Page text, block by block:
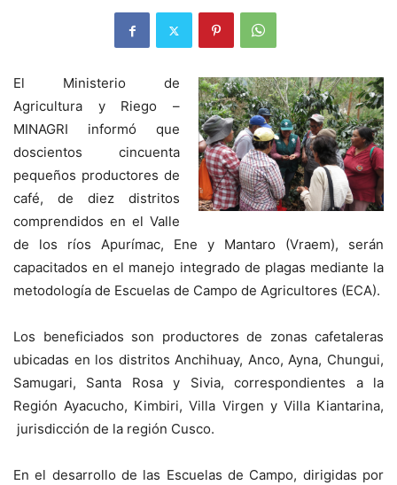
El Ministerio de
Agricultura y Riego –
MINAGRI informó que
doscientos cincuenta
pequeños productores de
café, de diez distritos
comprendidos en el Valle
de los ríos Apurímac, Ene y Mantaro (Vraem), serán
capacitados en el manejo integrado de plagas mediante la
metodología de Escuelas de Campo de Agricultores (ECA).
Los beneficiados son productores de zonas cafetaleras
ubicadas en los distritos Anchihuay, Anco, Ayna, Chungui,
Samugari, Santa Rosa y Sivia, correspondientes a la
Región Ayacucho, Kimbiri, Villa Virgen y Villa Kiantarina,
jurisdicción de la región Cusco.
En el desarrollo de las Escuelas de Campo, dirigidas por